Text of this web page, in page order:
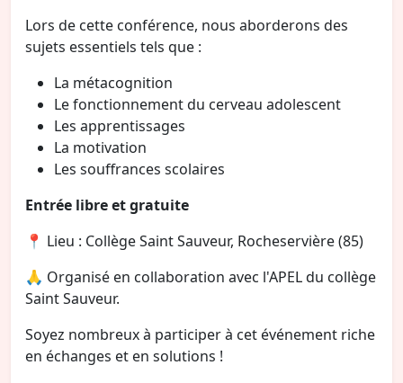
Lors de cette conférence, nous aborderons des
sujets essentiels tels que :
La métacognition
Le fonctionnement du cerveau adolescent
Les apprentissages
La motivation
Les souffrances scolaires
Entrée libre et gratuite
📍 Lieu : Collège Saint Sauveur, Rocheservière (85)
🙏 Organisé en collaboration avec l'APEL du collège
Saint Sauveur.
Soyez nombreux à participer à cet événement riche
en échanges et en solutions !